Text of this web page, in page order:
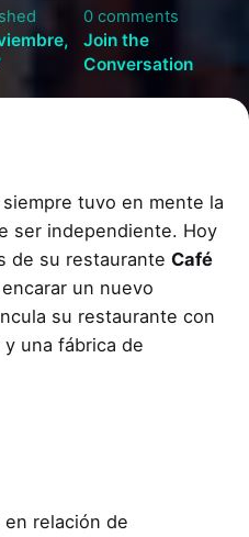
0 comments
Join the
Conversation
tuvo en mente la
ser independiente. Hoy
de su restaurante Café
un nuevo
su restaurante con
una fábrica de
en relación de